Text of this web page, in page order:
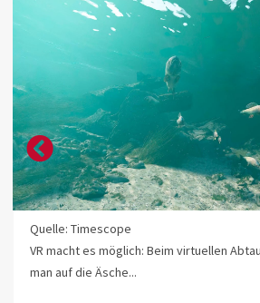
Quelle: Timescope
VR macht es möglich: Beim virtuellen
man auf die Äsche...